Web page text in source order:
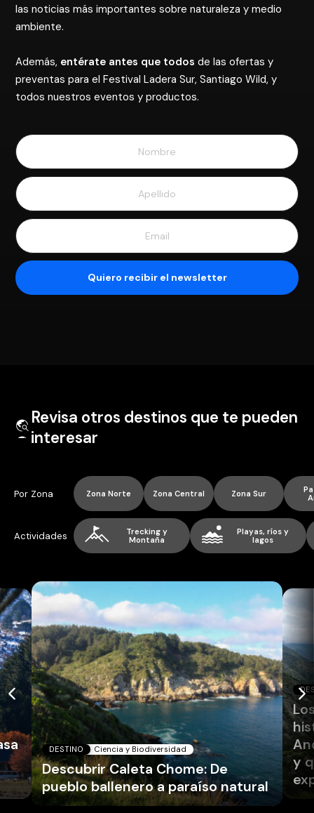
las noticias más importantes sobre naturaleza y medio
ambiente.
Además, entérate antes que todos de las ofertas y
preventas para el Festival Ladera Sur, Santiago Wild, y
todos nuestros eventos y productos.
Revisa otros destinos que te pueden
interesar
Por Zona Zona Norte Zona Central Zona Sur
Actividades
Trecking y
Montaña
Playas, ríos y
lagos
DESTINO Ciencia y Biodiversidad
Descubrir Caleta Chome: De
pueblo ballenero a paraíso natural
y